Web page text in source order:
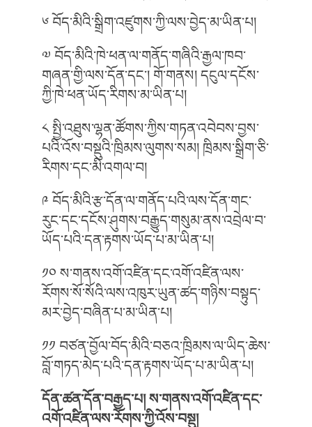
༦ བོད་མིའི་སྒྲིག་འཛུགས་ཀྱི་ལས་བྱེད་མ་ཡིན་པ།
༧ བོད་མིའི་ཁེ་ཕན་ལ་གནོད་གཞིའི་རྒྱལ་ཁབ་
གཞན་གྱི་ལས་དོན་དང༌། གོ་གནས། དངུལ་དངོས་
ཀྱི་ཁེ་ཕན་ཡོད་རིགས་མ་ཡིན་པ།
༨ སྤྱི་འཐུས་ལྷན་ཚོགས་ཀྱིས་གཏན་འབེབས་བྱས་
པའི་འོས་བསྡུའི་ཁྲིམས་ལུགས་སམ། ཁྲིམས་སྒྲིག་ཅི་
རིགས་དང་མི་འགལ་བ།
༩ བོད་མིའི་རྩ་དོན་ལ་གནོད་པའི་ལས་དོན་གང་
རུང་དང་དངོས་ཤུགས་བརྒྱུད་གསུམ་ནས་འབྲེལ་བ་
ཡོད་པའི་དན་རྟགས་ཡོད་པ་མ་ཡིན་པ།
༡༠ ས་གནས་འགོ་འཛིན་དང་འགོ་འཛིན་ལས་
རོགས་སོ་སོའི་ལས་འཁུར་ཡུན་ཚད་གཉིས་བསྟུད་
མར་བྱེད་བཞིན་པ་མ་ཡིན་པ།
༡༡ བཙན་བྱོལ་བོད་མིའི་བཅའ་ཁྲིམས་ལ་ཡིད་ཆེས་
བློ་གཏད་མེད་པའི་དན་རྟགས་ཡོད་པ་མ་ཡིན་པ།
དོན་ཚན་དོན་བརྒྱད་པ། ས་གནས་འགོ་འཛིན་དང་
འགོ་འཛིན་ལས་རོགས་ཀྱི་འོས་བསྡུ།